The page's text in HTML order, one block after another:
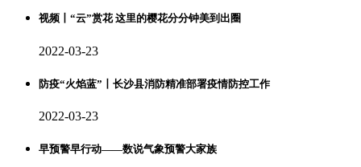
视频丨“云”赏花 这里的樱花分分钟美到出圈
2022-03-23
防疫“火焰蓝”丨长沙县消防精准部署疫情防控工作
2022-03-23
早预警早行动——数说气象预警大家族